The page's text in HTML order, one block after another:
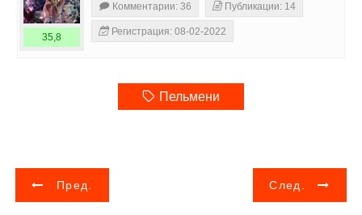
35,8
Комментарии: 36 Публикации: 14
Регистрация: 08-02-2022
Пельмени
Н
Пред. След.